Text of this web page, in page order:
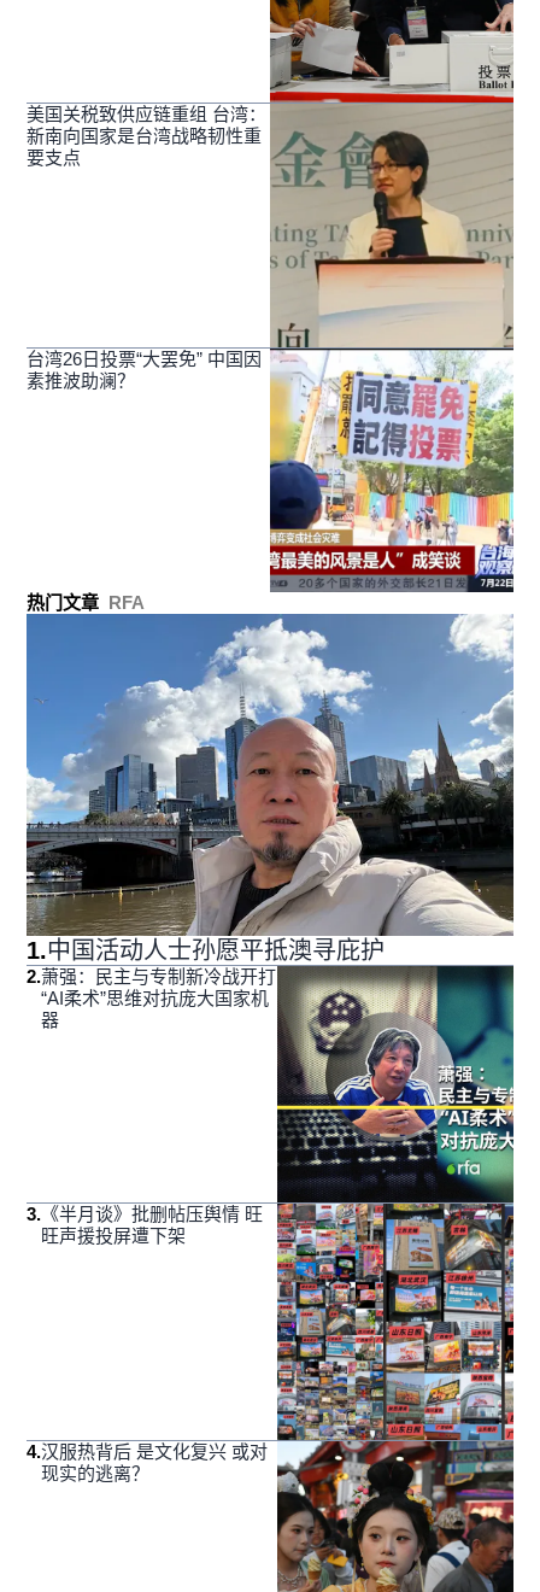
美国关税致供应链重组 台湾：
新南向国家是台湾战略韧性重
要支点
台湾26日投票“大罢免” 中国因
素推波助澜？
热门文章 RFA
1.中国活动人士孙愿平抵澳寻庇护
2.萧强：民主与专制新冷战开打
“AI柔术”思维对抗庞大国家机
器
3. 《半月谈》批删帖压舆情 旺
旺声援投屏遭下架
4.汉服热背后 是文化复兴 或对
现实的逃离？